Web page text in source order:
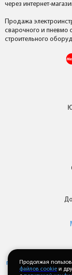
через интернет-
Продажа
сварочного и пневмо
строительного
персональных данных
когда оставляете
Продолжая
файлов cookie и